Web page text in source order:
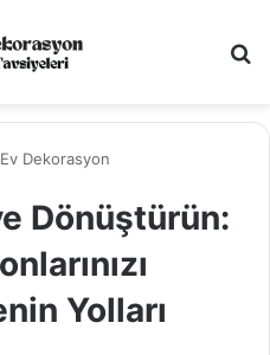
Ev Dekorasyon
Dönüştürün:
Yolları